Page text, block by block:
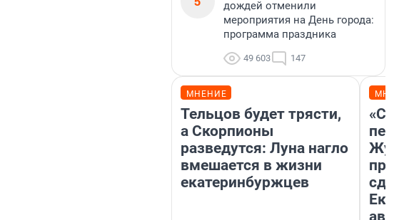
дождей отменили
мероприятия на День города:
программа праздника
49 603 147
МНЕНИЕ
Тельцов будет трясти,
а Скорпионы
разведутся: Луна нагло
вмешается в жизни
екатеринбуржцев